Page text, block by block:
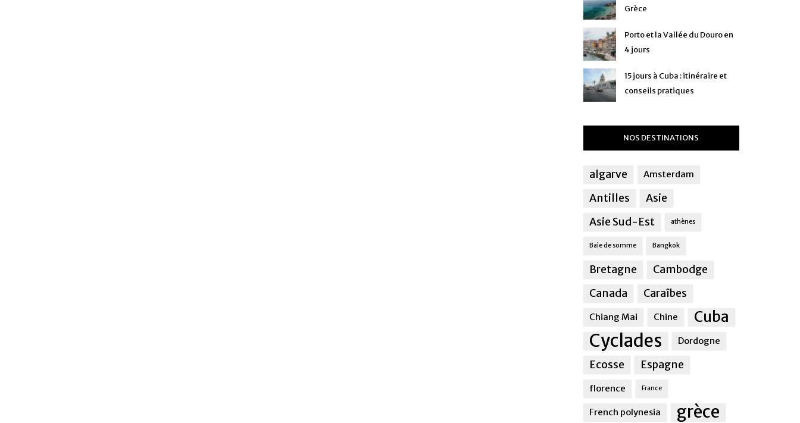
Grèce
Porto et la Vallée du Douro en
4 jours
15 jours à Cuba : itinéraire et
conseils pratiques
NOS DESTINATIONS
algarve Amsterdam
Antilles
Asie
Asie Sud-Est
athènes
Baie de somme Bangkok
Bretagne
Cambodge
Canada
Caraîbes
Chiang Mai Chine Cuba
Cyclades Dordogne
Ecosse Espagne
florence France
French polynesia grèce